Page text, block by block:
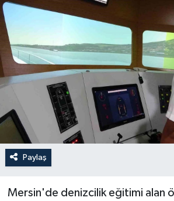
Paylaş
Mersin'de denizcilik eğitimi alan